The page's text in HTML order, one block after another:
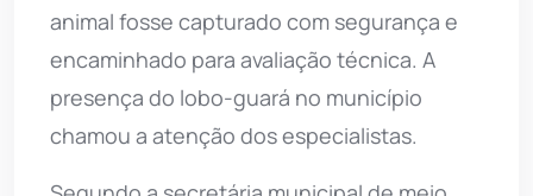
animal fosse capturado com segurança e
encaminhado para avaliação técnica. A
presença do lobo-guará no município
chamou a atenção dos especialistas.